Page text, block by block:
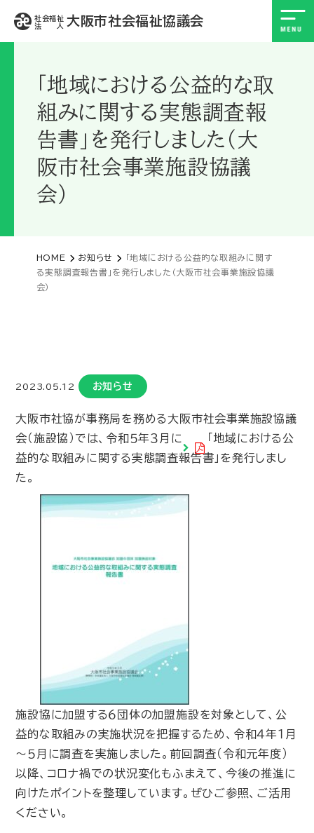
社会福祉
法 人
大阪市社会福祉協議会
「地域における公益的な取
組みに関する実態調査報
告書」を発行しました（大
阪市社会事業施設協議
会）
HOME お知らせ
「地域における公益的な取組みに関す
る実態調査報告書」を発行しました（大阪市社会事業施設協議
会）
2023.05.12 お知らせ
大阪市社協が事務局を務める大阪市社会事業施設協議
会（施設協）では、令和５年３月に
「地域における公
益的な取組みに関する実態調査報告書」 を発行しまし
た。
施設協に加盟する６団体の加盟施設を対象として、公
益的な取組みの実施状況を把握するため、令和４年１月
～５月に調査を実施しました。前回調査（令和元年度）
以降、コロナ禍での状況変化もふまえて、今後の推進に
向けたポイントを整理しています。ぜひご参照、ご活用
ください。